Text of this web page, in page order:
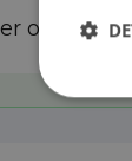
opties